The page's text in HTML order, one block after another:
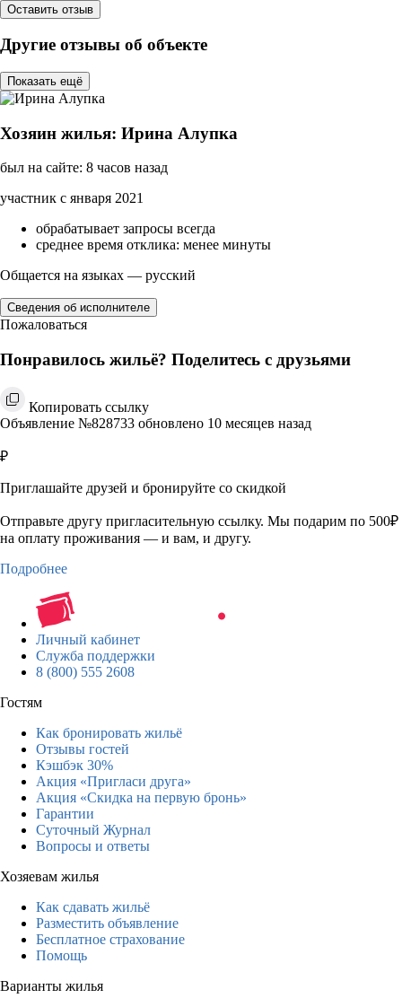
Оставить отзыв
Другие отзывы об объекте
Показать ещё
Хозяин жилья: Ирина Алупка
был на сайте: 8 часов назад
участник с января 2021
обрабатывает запросы всегда
среднее время отклика: менее минуты
Общается на языках — русский
Сведения об исполнителе
Пожаловаться
Понравилось жильё? Поделитесь с друзьями
Копировать ссылку
Объявление №828733 обновлено 10 месяцев назад
₽
Приглашайте друзей и бронируйте со скидкой
Отправьте другу пригласительную ссылку. Мы подарим по 500₽
на оплату проживания — и вам, и другу.
Подробнее
Личный кабинет
Служба поддержки
8 (800) 555 2608
Гостям
Как бронировать жильё
Отзывы гостей
Кэшбэк 30%
Акция «Пригласи друга»
Акция «Скидка на первую бронь»
Гарантии
Суточный Журнал
Вопросы и ответы
Хозяевам жилья
Как сдавать жильё
Разместить объявление
Бесплатное страхование
Помощь
Варианты жилья